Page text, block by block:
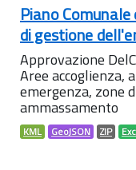
Piano
di gestione
Approvazione
Aree accoglienza,
emergenza, zone
ammassamento
KML GeoJSON ZIP